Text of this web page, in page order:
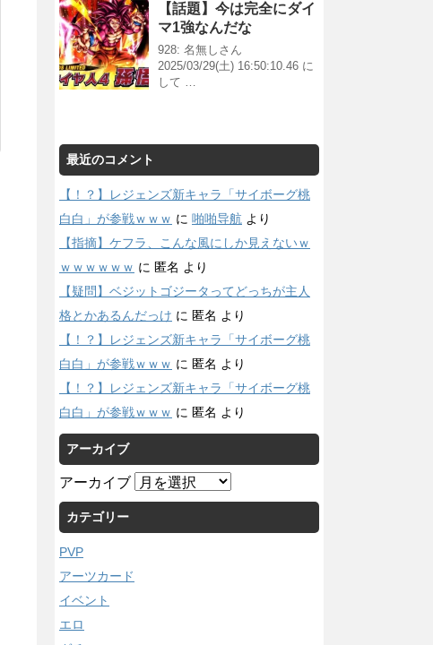
【話題】今は完全にダイ
マ1強なんだな
928: 名無しさん
2025/03/29(土) 16:50:10.46 に
して …
最近のコメント
【！？】レジェンズ新キャラ「サイボーグ桃
白白」が参戦ｗｗｗ に 啪啪导航 より
【指摘】ケフラ、こんな風にしか見えないｗ
ｗｗｗｗｗｗ に 匿名 より
【疑問】ベジットゴジータってどっちが主人
格とかあるんだっけ に 匿名 より
【！？】レジェンズ新キャラ「サイボーグ桃
白白」が参戦ｗｗｗ に 匿名 より
【！？】レジェンズ新キャラ「サイボーグ桃
白白」が参戦ｗｗｗ に 匿名 より
アーカイブ
アーカイブ
カテゴリー
PVP
アーツカード
イベント
エロ